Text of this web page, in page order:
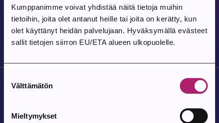
Kumppanimme voivat yhdistää näitä tietoja muihin
tietoihin, joita olet antanut heille tai joita on kerätty, kun
olet käyttänyt heidän palvelujaan. Hyväksymällä evästeet
sallit tietojen siirron EU/ETA alueen ulkopuolelle.
valinta
Välttämätön
Mieltymykset
Tanssit Kovesjoen kylätalolla
Kovesjoen kylätalo, Laholuomantie 180